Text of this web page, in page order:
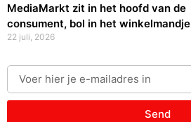
MediaMarkt zit in het hoofd van de
consument, bol in het winkelmandje
22 juli, 2026
Send